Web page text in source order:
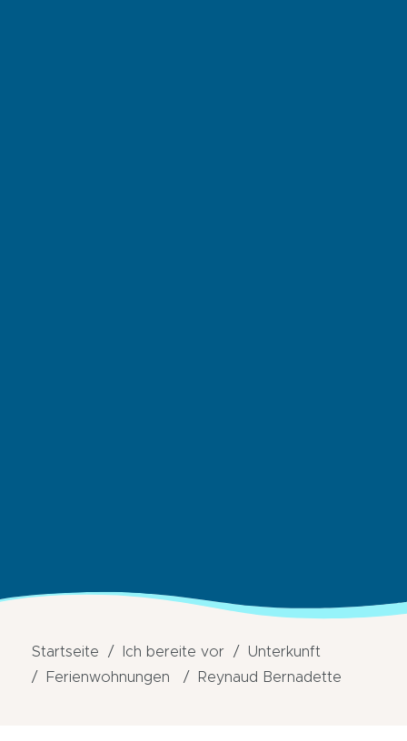
Startseite Ich bereite vor
Unterkunft
Ferienwohnungen
Reynaud Bernadette